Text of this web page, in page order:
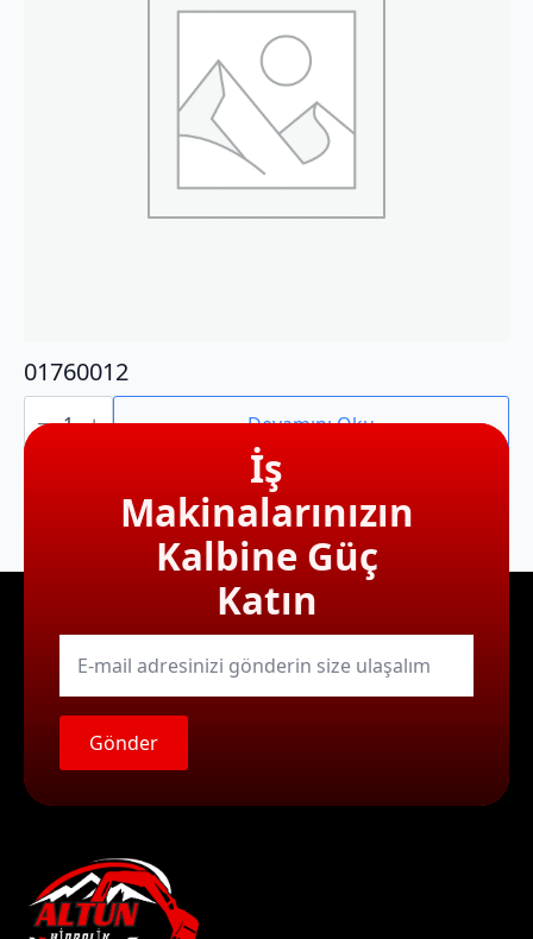
01760012
01760012
adet Devamını Oku
İş
Makinalarınızın
Kalbine Güç
Katın
E-
mail
Gönder